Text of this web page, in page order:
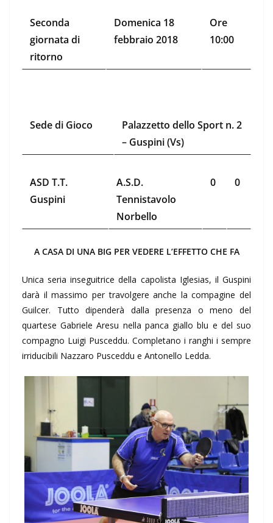
Seconda
giornata di
ritorno
Domenica 18
febbraio 2018
Ore
10:00
Sede di Gioco
Palazzetto dello Sport n. 2
– Guspini (Vs)
ASD T.T.
Guspini
A.S.D.
Tennistavolo
Norbello
0 0
A CASA DI UNA BIG PER VEDERE L’EFFETTO CHE FA
Unica seria inseguitrice della capolista Iglesias, il Guspini
darà il massimo per travolgere anche la compagine del
Guilcer. Tutto dipenderà dalla presenza o meno del
quartese Gabriele Aresu nella panca giallo blu e del suo
compagno Luigi Pusceddu. Completano i ranghi i sempre
irriducibili Nazzaro Pusceddu e Antonello Ledda.